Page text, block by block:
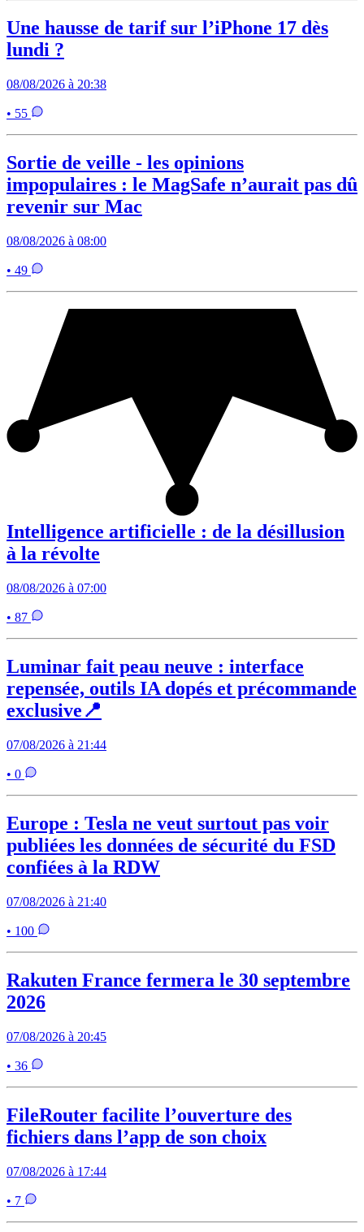
Une hausse de tarif sur l’iPhone 17 dès
lundi ?
08/08/2026 à 20:38
• 55
Sortie de veille - les opinions
impopulaires : le MagSafe n’aurait pas dû
revenir sur Mac
08/08/2026 à 08:00
• 49
Intelligence artificielle : de la désillusion
à la révolte
08/08/2026 à 07:00
• 87
Luminar fait peau neuve : interface
repensée, outils IA dopés et précommande
exclusive📍
07/08/2026 à 21:44
• 0
Europe : Tesla ne veut surtout pas voir
publiées les données de sécurité du FSD
confiées à la RDW
07/08/2026 à 21:40
• 100
Rakuten France fermera le 30 septembre
2026
07/08/2026 à 20:45
• 36
FileRouter facilite l’ouverture des
fichiers dans l’app de son choix
07/08/2026 à 17:44
• 7